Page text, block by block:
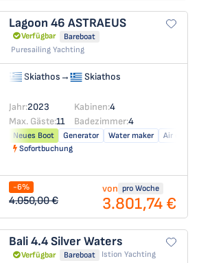
Lagoon 46 ASTRAEUS
Verfügbar
Bareboat
Puresailing Yachting
Skiathos→ Skiathos
Jahr:2023 Kabinen:4
Max. Gäste:11 Badezimmer:4
Neues Boot Generator Water maker
Air
Sofortbuchung
-6%
4.050,00 €
von pro Woche
3.801,74 €
Bali 4.4Silver Waters
Verfügbar Bareboat Istion Yachting